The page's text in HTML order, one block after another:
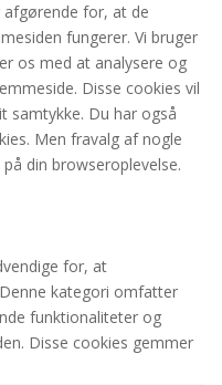
afgørende for, at de
fungerer. Vi bruger
os med at analysere og
Disse cookies vil
samtykke. Du har også
Men fravalg af nogle
din browseroplevelse.
for, at
kategori omfatter
funktionaliteter og
Disse cookies gemmer